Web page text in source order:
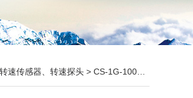
转速传感器、转速探头 > CS-1G-100-08-01磁阻式转速传感器